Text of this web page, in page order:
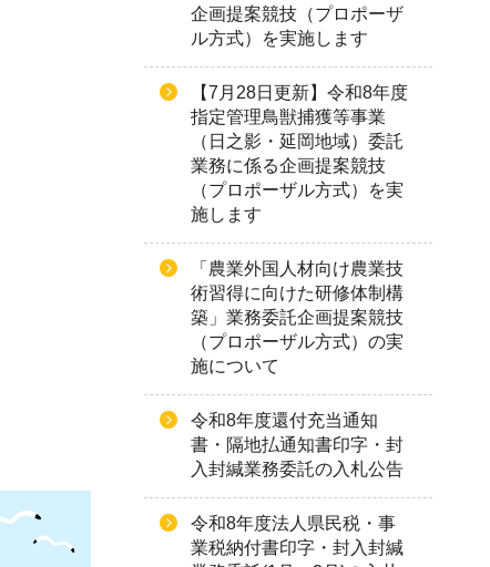
企画提案競技（プロポーザ
ル方式）を実施します
【7月28日更新】令和8年度
指定管理鳥獣捕獲等事業
（日之影・延岡地域）委託
業務に係る企画提案競技
（プロポーザル方式）を実
施します
「農業外国人材向け農業技
術習得に向けた研修体制構
築」業務委託企画提案競技
（プロポーザル方式）の実
施について
令和8年度還付充当通知
書・隔地払通知書印字・封
入封緘業務委託の入札公告
令和8年度法人県民税・事
業税納付書印字・封入封緘